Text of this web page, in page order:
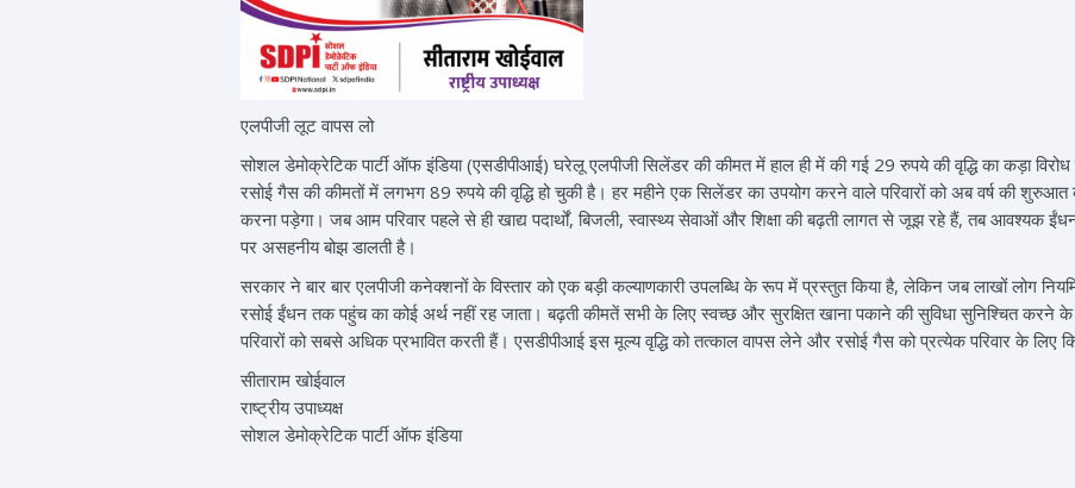
एलपीजी लूट वापस लो
सोशल डेमोक्रेटिक पार्टी ऑफ इंडिया (एसडीपीआई) घरेलू एलपीजी सिलेंडर की कीमत में हाल ही में की गई 29 रुपये की वृद्धि का कड़ा
रसोई गैस की कीमतों में लगभग 89 रुपये की वृद्धि हो चुकी है। हर महीने एक सिलेंडर का उपयोग करने वाले परिवारों को अब वर्ष की
करना पड़ेगा। जब आम परिवार पहले से ही खाद्य पदार्थों, बिजली, स्वास्थ्य सेवाओं और शिक्षा की बढ़ती लागत से जूझ रहे हैं, तब आवश्यक
पर असहनीय बोझ डालती है।
सरकार ने बार बार एलपीजी कनेक्शनों के विस्तार को एक बड़ी कल्याणकारी उपलब्धि के रूप में प्रस्तुत किया है, लेकिन जब लाखों लोग
रसोई ईंधन तक पहुंच का कोई अर्थ नहीं रह जाता। बढ़ती कीमतें सभी के लिए स्वच्छ और सुरक्षित खाना पकाने की सुविधा सुनिश्चित करने
परिवारों को सबसे अधिक प्रभावित करती हैं। एसडीपीआई इस मूल्य वृद्धि को तत्काल वापस लेने और रसोई गैस को प्रत्येक परिवार के लिए
सीताराम खोईवाल
राष्ट्रीय उपाध्यक्ष
सोशल डेमोक्रेटिक पार्टी ऑफ इंडिया